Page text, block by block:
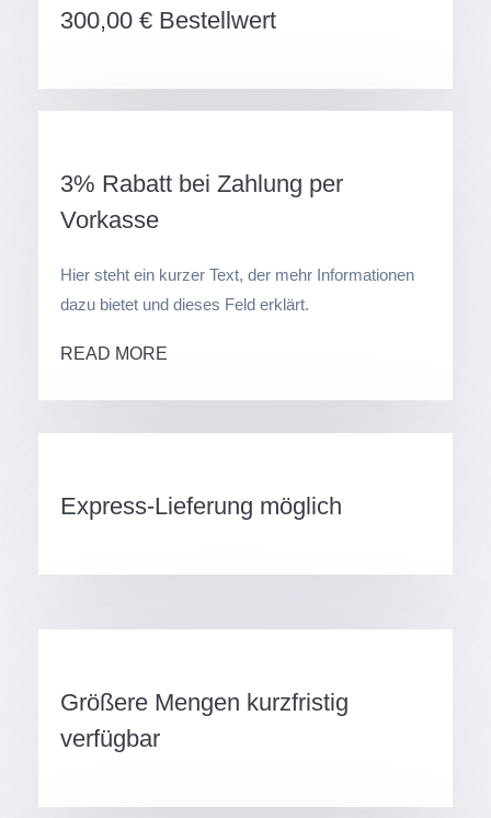
300,00 € Bestellwert
3% Rabatt bei Zahlung per
Vorkasse
Hier steht ein kurzer Text, der mehr Informationen
dazu bietet und dieses Feld erklärt.
READ MORE
Express-Lieferung möglich
Größere Mengen kurzfristig
verfügbar